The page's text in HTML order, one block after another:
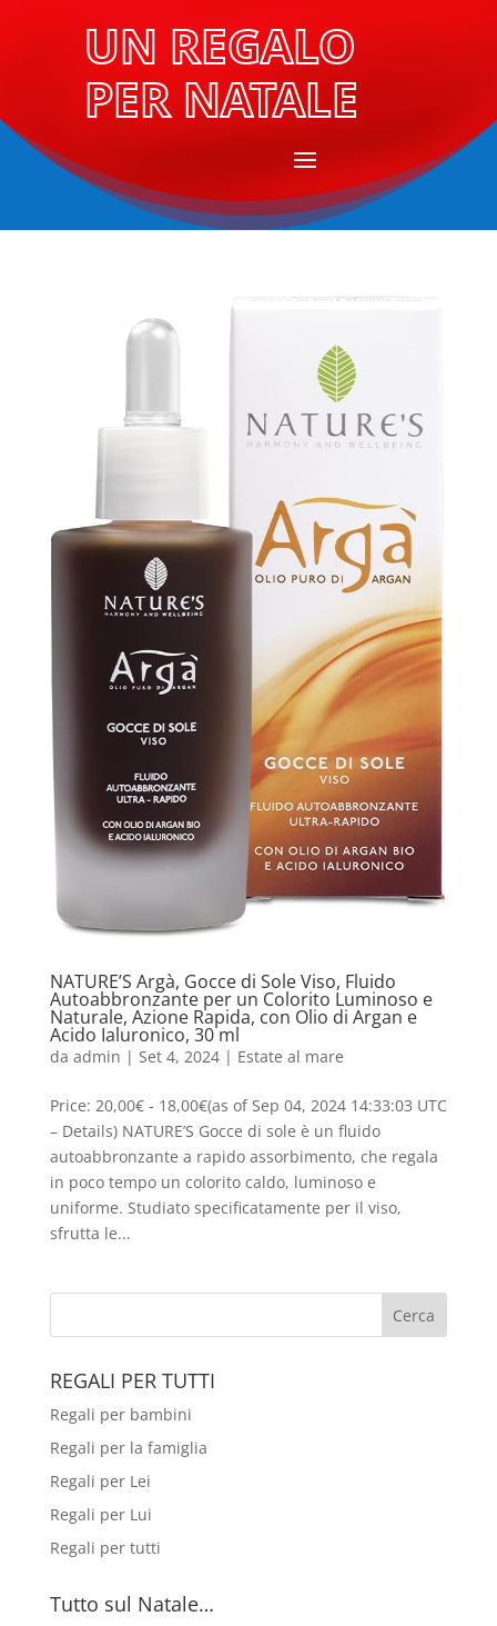
UN REGALO
PER NATALE
NATURE’S Argà, Gocce di Sole Viso, Fluido
Autoabbronzante per un Colorito Luminoso e
Naturale, Azione Rapida, con Olio di Argan e
Acido Ialuronico, 30 ml
da admin | Set 4, 2024| Estate al mare
Price: 20,00€ - 18,00€(as of Sep 04, 2024 14:33:03 UTC
– Details) NATURE’S Gocce di sole è un fluido
autoabbronzante a rapido assorbimento, che regala
in poco tempo un colorito caldo, luminoso e
uniforme. Studiato specificatamente per il viso,
sfrutta le...
REGALI PER TUTTI
Regali per bambini
Regali per la famiglia
Regali per Lei
Regali per Lui
Regali per tutti
Tutto sul Natale…